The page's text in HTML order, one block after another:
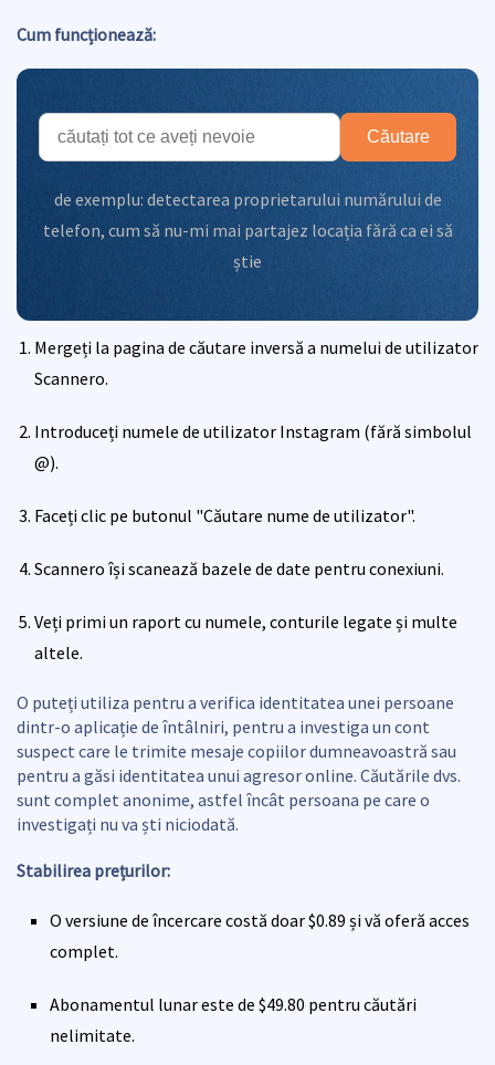
Cum funcționează:
Căutare
de exemplu: detectarea proprietarului numărului de
telefon, cum să nu-mi mai partajez locația fără ca ei să
știe
Mergeți la pagina de căutare inversă a numelui de utilizator
Scannero.
Introduceți numele de utilizator Instagram (fără simbolul
@).
Faceți clic pe butonul "Căutare nume de utilizator".
Scannero își scanează bazele de date pentru conexiuni.
Veți primi un raport cu numele, conturile legate și multe
altele.
O puteți utiliza pentru a verifica identitatea unei persoane
dintr-o aplicație de întâlniri, pentru a investiga un cont
suspect care le trimite mesaje copiilor dumneavoastră sau
pentru a găsi identitatea unui agresor online. Căutările dvs.
sunt complet anonime, astfel încât persoana pe care o
investigați nu va ști niciodată.
Stabilirea prețurilor:
O versiune de încercare costă doar $0.89 și vă oferă acces
complet.
Abonamentul lunar este de $49.80 pentru căutări
nelimitate.